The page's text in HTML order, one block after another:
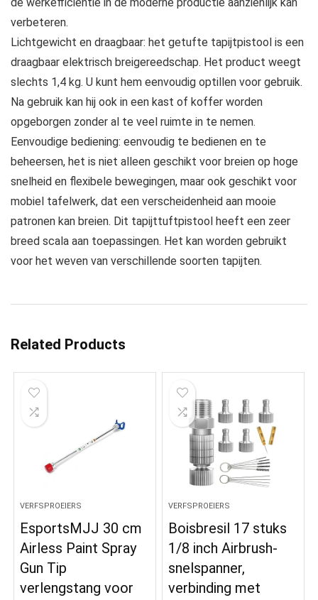
verbeteren.
Lichtgewicht en draagbaar: het getufte tapijtpistool is een
draagbaar elektrisch breigereedschap. Het product weegt
slechts 1,4 kg. U kunt hem eenvoudig optillen voor gebruik.
Na gebruik kan hij ook in een kast of koffer worden
opgeborgen zonder al te veel ruimte in te nemen.
Eenvoudige bediening: eenvoudig te bedienen en te
beheersen, het is niet alleen geschikt voor breien op hoge
snelheid en flexibele bewegingen, maar ook geschikt voor
mobiel tafelwerk, dat een verscheidenheid aan mooie
patronen kan breien. Dit tapijttuftpistool heeft een zeer
breed scala aan toepassingen. Het kan worden gebruikt
voor het weven van verschillende soorten tapijten.
Related Products
VERFSPROEIERS
EsportsMJJ 30 cm
Airless Paint Spray
Gun Tip
verlengstang voor
VERFSPROEIERS
Boisbresil 17 stuks
1/8 inch Airbrush-
snelspanner,
verbinding met